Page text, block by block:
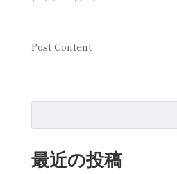
Post Content
最近の投稿